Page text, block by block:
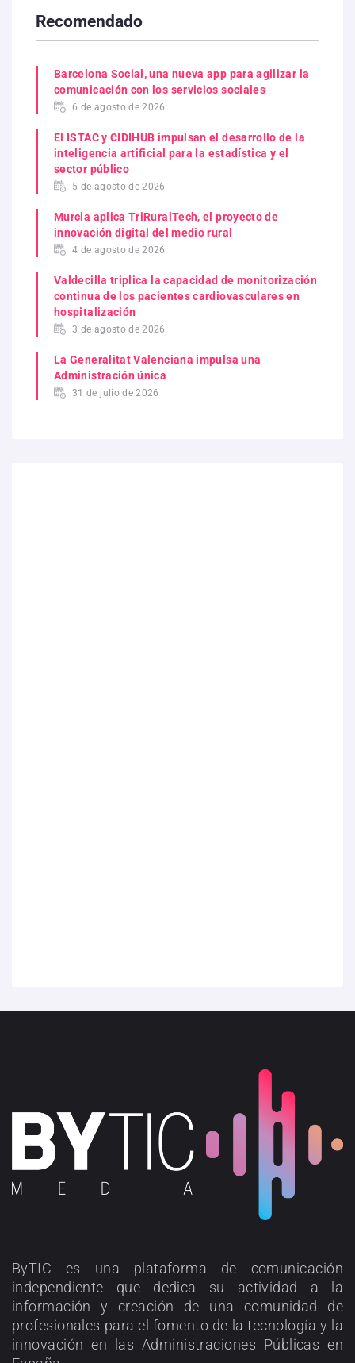
Recomendado
Barcelona Social, una nueva app para agilizar la
comunicación con los servicios sociales
6 de agosto de 2026
El ISTAC y CIDIHUB impulsan el desarrollo de la
inteligencia artificial para la estadística y el
sector público
5 de agosto de 2026
Murcia aplica TriRuralTech, el proyecto de
innovación digital del medio rural
4 de agosto de 2026
Valdecilla triplica la capacidad de monitorización
continua de los pacientes cardiovasculares en
hospitalización
3 de agosto de 2026
La Generalitat Valenciana impulsa una
Administración única
31 de julio de 2026
ByTIC es una plataforma de comunicación
independiente que dedica su actividad a la
información y creación de una comunidad de
profesionales para el fomento de la tecnología y la
innovación en las Administraciones Públicas en